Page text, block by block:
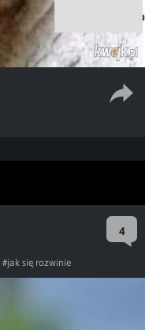
4
#jak się rozwinie